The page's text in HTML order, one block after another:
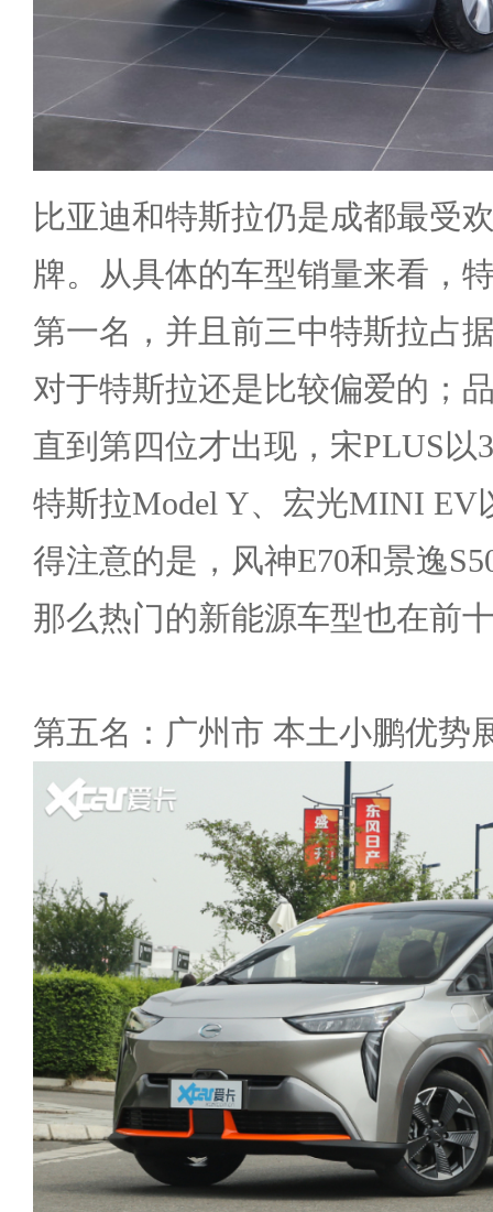
比亚迪和特斯拉仍是成都最受
牌。从具体的车型销量来看，
第一名，并且前三中特斯拉占
对于特斯拉还是比较偏爱的；
直到第四位才出现，宋PLUS以
特斯拉Model Y、宏光MINI EV
得注意的是，风神E70和景逸
那么热门的新能源车型也在前
第五名：广州市 本土小鹏优势